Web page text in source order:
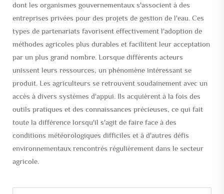
dont les organismes gouvernementaux s'associent à des
entreprises privées pour des projets de gestion de l'eau. Ces
types de partenariats favorisent effectivement l'adoption de
méthodes agricoles plus durables et facilitent leur acceptation
par un plus grand nombre. Lorsque différents acteurs
unissent leurs ressources, un phénomène intéressant se
produit. Les agriculteurs se retrouvent soudainement avec un
accès à divers systèmes d'appui. Ils acquièrent à la fois des
outils pratiques et des connaissances précieuses, ce qui fait
toute la différence lorsqu'il s'agit de faire face à des
conditions météorologiques difficiles et à d'autres défis
environnementaux rencontrés régulièrement dans le secteur
agricole.